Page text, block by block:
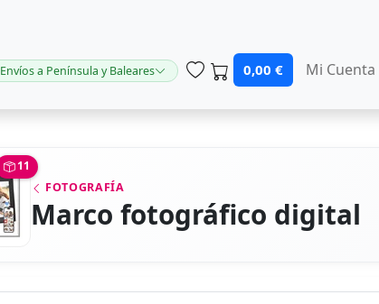
Envíos a Península y Baleares 0,00 € Mi Cuenta
11
FOTOGRAFÍA
Marco fotográfico digital